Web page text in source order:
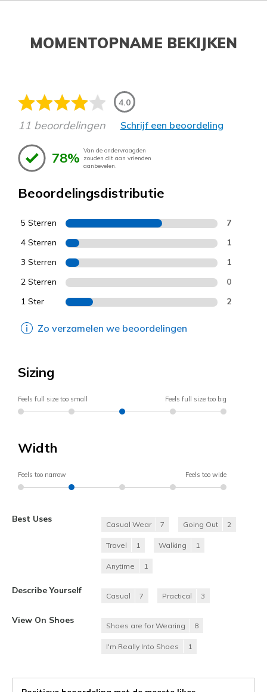
MOMENTOPNAME BEKIJKEN
4.0
11 beoordelingen Schrijf een beoordeling
78% Van de ondervraagden
zouden dit aan vrienden
aanbevelen.
Beoordelingsdistributie
5 Sterren 7
4 Sterren 1
3 Sterren 1
2 Sterren 0
1 Ster 2
Zo verzamelen we beoordelingen
Sizing
Feels full size too small Feels full size too big
Width
Feels too narrow Feels too wide
Best Uses
Casual Wear 7 Going Out 2
Travel 1 Walking 1
Anytime 1
Describe Yourself
Casual 7 Practical 3
View On Shoes
Shoes are for Wearing 8
I'm Really Into Shoes 1